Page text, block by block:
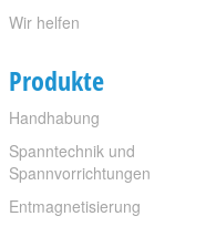
Wir helfen
Produkte
Handhabung
Spanntechnik und
Spannvorrichtungen
Entmagnetisierung